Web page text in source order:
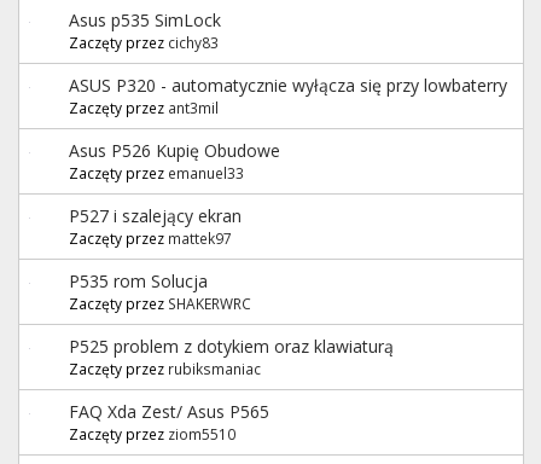
Asus p535 SimLock
Zaczęty przez cichy83
ASUS P320 - automatycznie wyłącza się przy lowbaterry
Zaczęty przez ant3mil
Asus P526 Kupię Obudowe
Zaczęty przez emanuel33
P527 i szalejący ekran
Zaczęty przez mattek97
P535 rom Solucja
Zaczęty przez SHAKERWRC
P525 problem z dotykiem oraz klawiaturą
Zaczęty przez rubiksmaniac
FAQ Xda Zest/ Asus P565
Zaczęty przez ziom5510